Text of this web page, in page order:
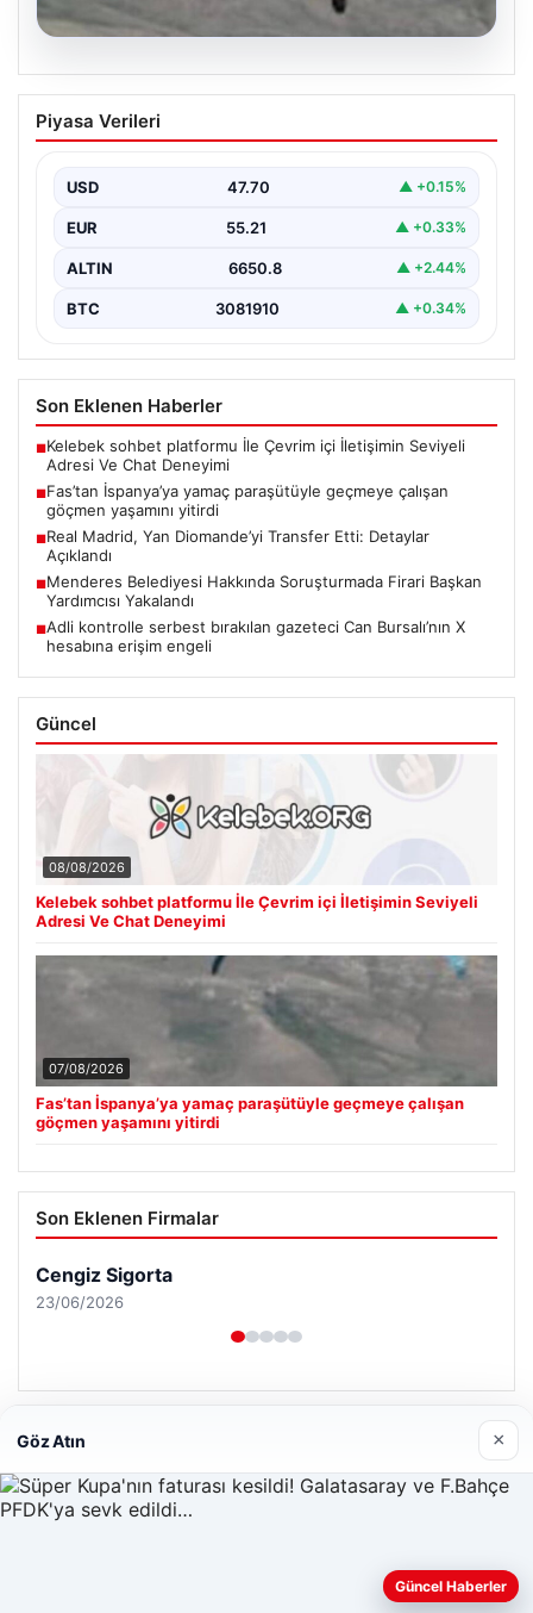
Fas’tan İspanya’ya yamaç paraşütüyle
geçmeye çalışan göçmen yaşamını
Piyasa Verileri
USD 47.70 ▲ +0.15%
EUR 55.21 ▲ +0.33%
ALTIN 6650.8 ▲ +2.44%
BTC 3081910 ▲ +0.34%
Son Eklenen Haberler
■Kelebek sohbet platformu İle Çevrim içi İletişimin Seviyeli
Adresi Ve Chat Deneyimi
■Fas’tan İspanya’ya yamaç paraşütüyle geçmeye çalışan
göçmen yaşamını yitirdi
■Real Madrid, Yan Diomande’yi Transfer Etti: Detaylar
Açıklandı
■Menderes Belediyesi Hakkında Soruşturmada Firari Başkan
Yardımcısı Yakalandı
■Adli kontrolle serbest bırakılan gazeteci Can Bursalı’nın X
hesabına erişim engeli
Güncel
08/08/2026
Kelebek sohbet platformu İle Çevrim içi İletişimin Seviyeli
Adresi Ve Chat Deneyimi
07/08/2026
Fas’tan İspanya’ya yamaç paraşütüyle geçmeye çalışan
göçmen yaşamını yitirdi
Son Eklenen Firmalar
Web sitemizi nasıl kullandığınızı daha iyi anlayabilmek,
Göz Atın ×
Güncel Haberler